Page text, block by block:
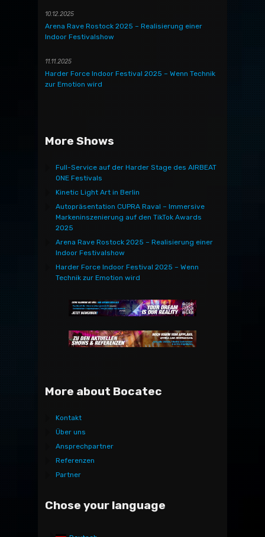
10.12.2025
Arena Rave Rostock 2025 – Realisierung einer
Indoor Festivalshow
11.11.2025
Harder Force Indoor Festival 2025 – Wenn Technik
zur Emotion wird
More Shows
Full-Service auf der Harder Stage des AIRBEAT
ONE Festivals
Kinetic Light Art in Berlin
Autopräsentation CUPRA Raval – Immersive
Markeninszenierung auf den TikTok Awards
2025
Arena Rave Rostock 2025 – Realisierung einer
Indoor Festivalshow
Harder Force Indoor Festival 2025 – Wenn
Technik zur Emotion wird
More about Bocatec
Kontakt
Über uns
Ansprechpartner
Referenzen
Partner
Chose your language